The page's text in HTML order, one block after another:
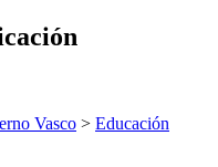
Vasco > Educación